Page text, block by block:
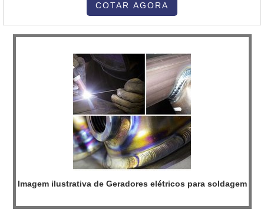
encontrar proteção com soluções para estufas, fornos e
FORNO ROTATIVOA Inovatti Queimad...
COTAR AGORA
Imagem ilustrativa de Geradores elétricos para soldagem